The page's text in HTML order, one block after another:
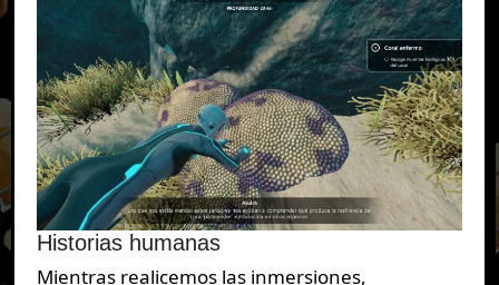
Historias humanas
Mientras realicemos las inmersiones,